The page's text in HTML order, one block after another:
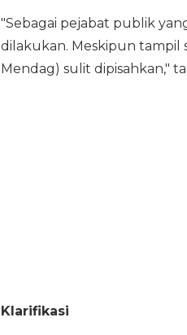
"Sebagai pejabat publik
dilakukan. Meskipun tampil
Mendag) sulit dipisahkan,"
Klarifikasi